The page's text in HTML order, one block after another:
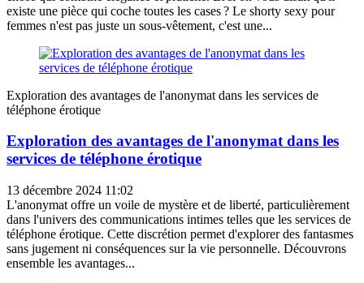
existe une pièce qui coche toutes les cases ? Le shorty sexy pour
femmes n'est pas juste un sous-vêtement, c'est une...
Exploration des avantages de l'anonymat dans les services de
téléphone érotique
Exploration des avantages de l'anonymat dans les
services de téléphone érotique
13 décembre 2024 11:02
L'anonymat offre un voile de mystère et de liberté, particulièrement
dans l'univers des communications intimes telles que les services de
téléphone érotique. Cette discrétion permet d'explorer des fantasmes
sans jugement ni conséquences sur la vie personnelle. Découvrons
ensemble les avantages...